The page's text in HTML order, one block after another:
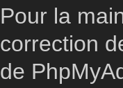
Pour la
correction
de